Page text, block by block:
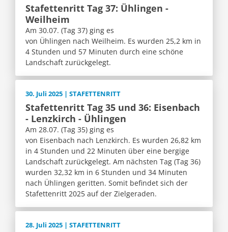
Stafettenritt Tag 37: Ühlingen -
Weilheim
Am 30.07. (Tag 37) ging es
von Ühlingen nach Weilheim. Es wurden 25,2 km in
4 Stunden und 57 Minuten durch eine schöne
Landschaft zurückgelegt.
30. Juli 2025 | STAFETTENRITT
Stafettenritt Tag 35 und 36: Eisenbach
- Lenzkirch - Ühlingen
Am 28.07. (Tag 35) ging es
von Eisenbach nach Lenzkirch. Es wurden 26,82 km
in 4 Stunden und 22 Minuten über eine bergige
Landschaft zurückgelegt. Am nächsten Tag (Tag 36)
wurden 32,32 km in 6 Stunden und 34 Minuten
nach Ühlingen geritten. Somit befindet sich der
Stafettenritt 2025 auf der Zielgeraden.
28. Juli 2025 | STAFETTENRITT